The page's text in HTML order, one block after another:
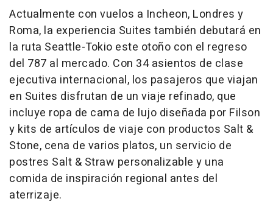
Actualmente con vuelos a Incheon, Londres y
Roma, la experiencia Suites también debutará en
la ruta Seattle-Tokio este otoño con el regreso
del 787 al mercado. Con 34 asientos de clase
ejecutiva internacional, los pasajeros que viajan
en Suites disfrutan de un viaje refinado, que
incluye ropa de cama de lujo diseñada por Filson
y kits de artículos de viaje con productos Salt &
Stone, cena de varios platos, un servicio de
postres Salt & Straw personalizable y una
comida de inspiración regional antes del
aterrizaje.